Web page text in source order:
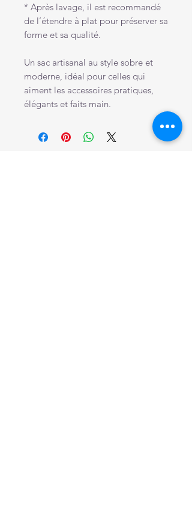
* Après lavage, il est recommandé
de l’étendre à plat pour préserver sa
forme et sa qualité.
Un sac artisanal au style sobre et
moderne, idéal pour celles qui
aiment les accessoires pratiques,
élégants et faits main.